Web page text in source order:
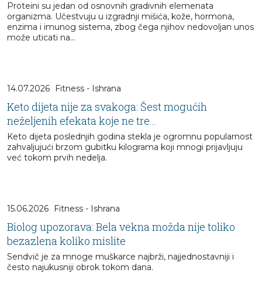
Proteini su jedan od osnovnih gradivnih elemenata
organizma. Učestvuju u izgradnji mišića, kože, hormona,
enzima i imunog sistema, zbog čega njihov nedovoljan unos
može uticati na...
14.07.2026 Fitness - Ishrana
Keto dijeta nije za svakoga: Šest mogućih
neželjenih efekata koje ne tre...
Keto dijeta poslednjih godina stekla je ogromnu popularnost
zahvaljujući brzom gubitku kilograma koji mnogi prijavljuju
već tokom prvih nedelja.
15.06.2026 Fitness - Ishrana
Biolog upozorava: Bela vekna možda nije toliko
bezazlena koliko mislite
Sendvič je za mnoge muškarce najbrži, najjednostavniji i
često najukusniji obrok tokom dana.